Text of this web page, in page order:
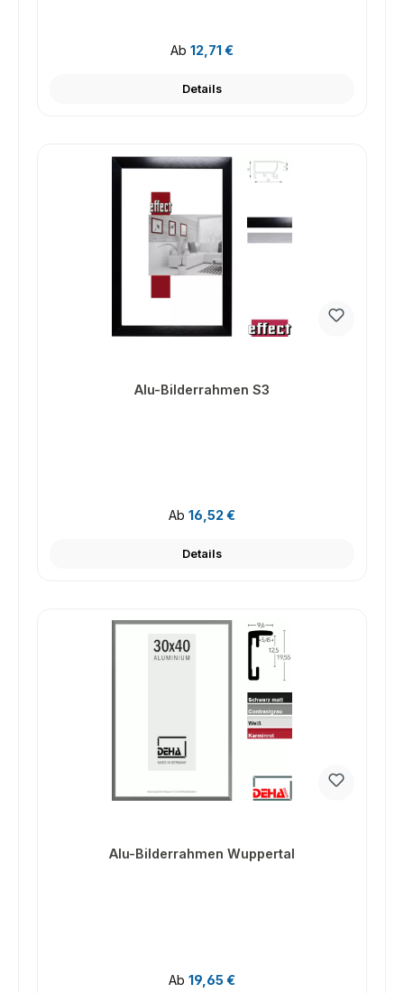
Regulärer Preis:
Ab 12,71 €
Details
Alu-Bilderrahmen S3
Regulärer Preis:
Ab 16,52 €
Details
Alu-Bilderrahmen Wuppertal
Regulärer Preis:
Ab 19,65 €